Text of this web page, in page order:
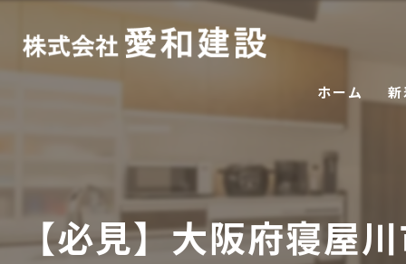
ホーム
【必見】大阪府寝屋